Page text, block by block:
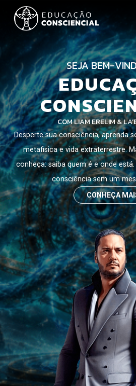
SEJA BEM-
COM LIAM
Desperte sua consciência, aprenda
metafisica, vida extraterrestre
principalmente se conheça: saiba
por você mesmo sem precisar de
CONHEÇA
SEJA BEM-
COM LIAM ERELIM &
Desperte sua consciência, aprenda
metafisica e vida extraterrestre.
conheça: saiba quem é e onde
consciência sem um
CONHEÇA